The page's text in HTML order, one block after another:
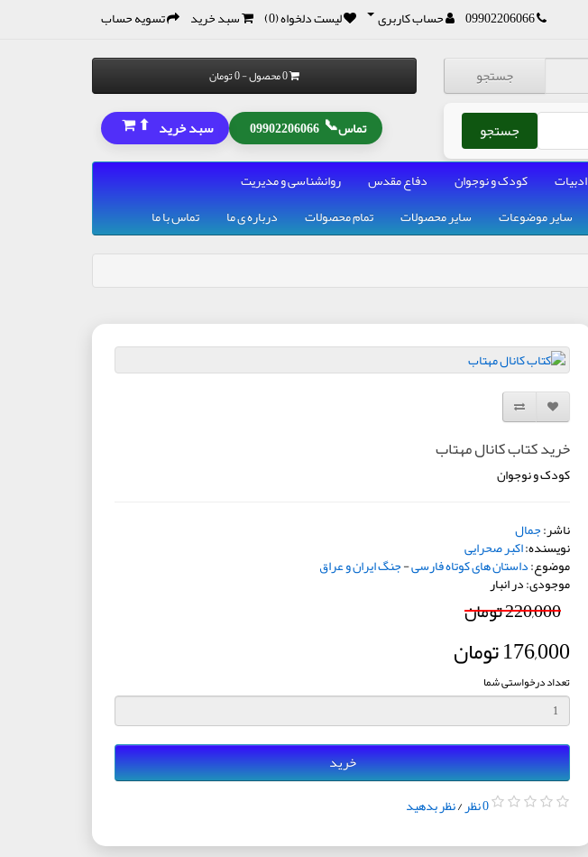
09902206066 حساب کاربری لیست دلخواه (0) سبد خرید تسویه حساب
جستجو
جستجو
0 محصول - 0 تومان
تماس📞
09902206066 سبد خرید ⬆
ادبیات کودک و نوجوان دفاع مقدس
روانشناسی و مدیریت
سایر موضوعات سایر محصولات تمام محصولات درباره ی ما تماس با ما
افزودن به لیست دلخواه
مقایسه این محصول
خرید کتاب کانال مهتاب
کودک و نوجوان
ناشر:جمال
نویسنده:اکبر صحرایی
موضوع:داستان های کوتاه فارسی-جنگ ایران و عراق
موجودی: در انبار
220,000 تومان
176,000 تومان
تعداد درخواستی شما
خرید
0 نظر /نظر بدهید